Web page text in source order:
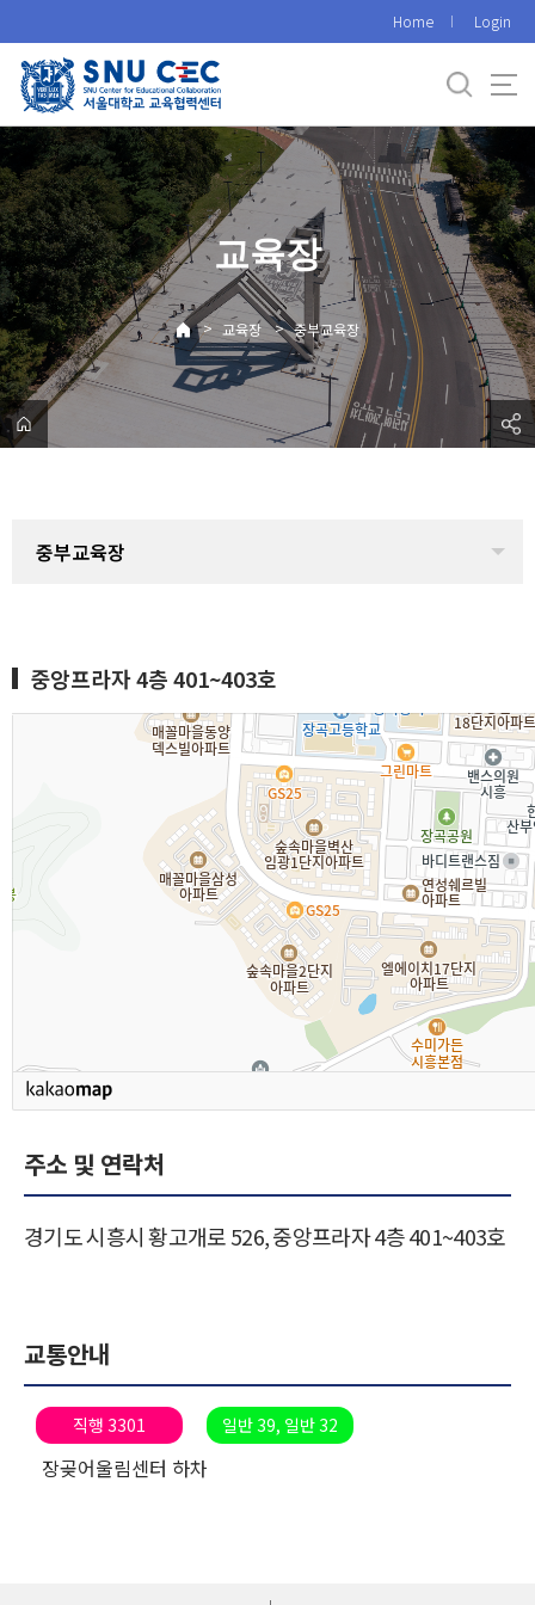
로
메
뉴
Home Login
교육장
> 교육장 > 중부교육장
중부교육장
중앙프라자 4층 401~403호
주소 및 연락처
경기도 시흥시 황고개로526, 중앙프라자 4층 401~403호
교통안내
직행 3301 일반 39, 일반 32
장곶어울림센터 하차